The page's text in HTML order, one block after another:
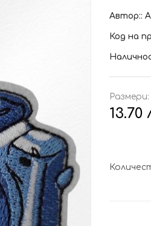
Автор::
Код на
13.70